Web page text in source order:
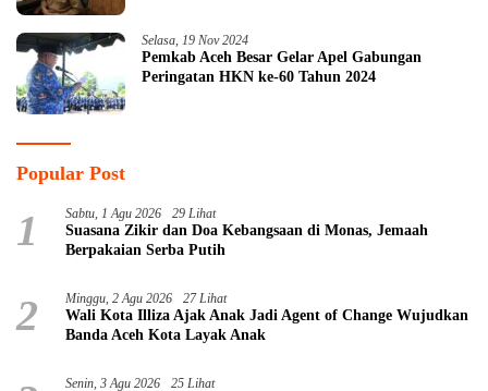
Selasa, 19 Nov 2024
Pemkab Aceh Besar Gelar Apel Gabungan
Peringatan HKN ke-60 Tahun 2024
Popular Post
1 Sabtu, 1 Agu 2026 29 Lihat
Suasana Zikir dan Doa Kebangsaan di Monas, Jemaah
Berpakaian Serba Putih
2 Minggu, 2 Agu 2026 27 Lihat
Wali Kota Illiza Ajak Anak Jadi Agent of Change Wujudkan
Banda Aceh Kota Layak Anak
Senin, 3 Agu 2026 25 Lihat